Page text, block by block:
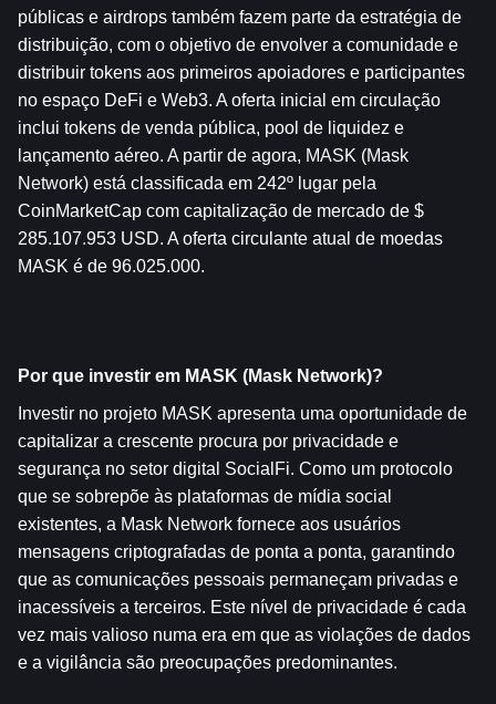
públicas e airdrops também fazem parte da estratégia de
distribuição, com o objetivo de envolver a comunidade e
distribuir tokens aos primeiros apoiadores e participantes
no espaço DeFi e Web3. A oferta inicial em circulação
inclui tokens de venda pública, pool de liquidez e
lançamento aéreo. A partir de agora, MASK (Mask
Network) está classificada em 242º lugar pela
CoinMarketCap com capitalização de mercado de $
285.107.953 USD. A oferta circulante atual de moedas
MASK é de 96.025.000.
Por que investir em MASK (Mask Network)?
Investir no projeto MASK apresenta uma oportunidade de
capitalizar a crescente procura por privacidade e
segurança no setor digital SocialFi. Como um protocolo
que se sobrepõe às plataformas de mídia social
existentes, a Mask Network fornece aos usuários
mensagens criptografadas de ponta a ponta, garantindo
que as comunicações pessoais permaneçam privadas e
inacessíveis a terceiros. Este nível de privacidade é cada
vez mais valioso numa era em que as violações de dados
e a vigilância são preocupações predominantes.